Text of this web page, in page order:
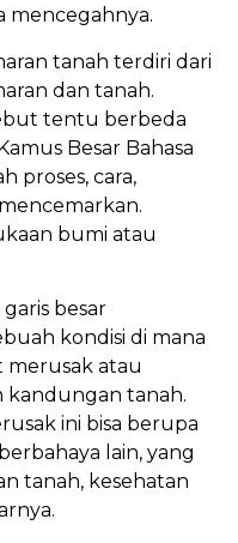
mencegahnya.
tanah terdiri dari
dan tanah.
tentu berbeda
Besar Bahasa
proses, cara,
bumi atau
besar
kondisi di mana
merusak atau
kandungan tanah.
ini bisa berupa
lain, yang
tanah, kesehatan